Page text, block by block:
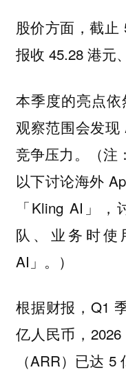
股价方面，截止
报收 45.28 港元
本季度的亮点
观察范围会发
竞争压力。
（
以下讨论海外
「Kling AI」
队、业务时使
AI」。）
根据财报，Q1
亿人民币，
（ARR）已达